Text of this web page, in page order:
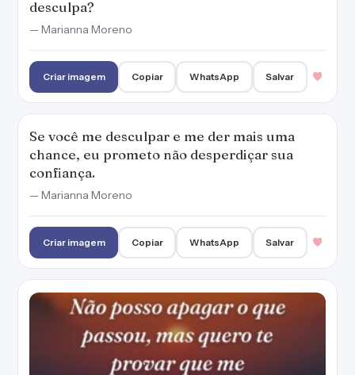
Criar imagem
provar que me arrependi. Por favor, me
desculpa!
— Marianna Moreno
Criar imagem Copiar WhatsApp Salvar
PUBLICIDADE